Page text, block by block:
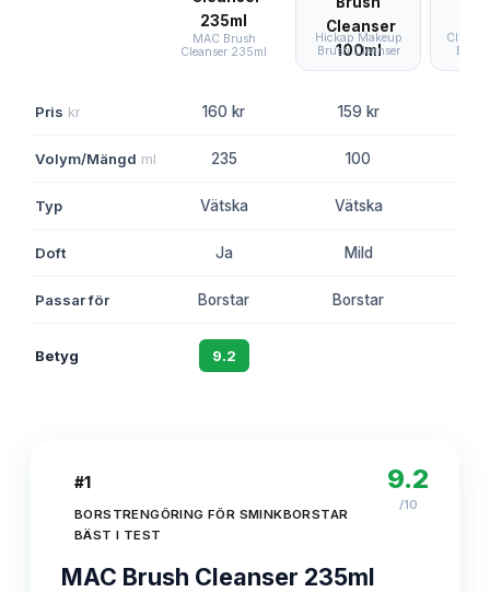
MAC Brush
Cleanser 235ml
Hickap Makeup
Brush Cleanser
Pris kr 160 kr 159 kr
Volym/Mängd ml 235 100
Typ Vätska Vätska
Doft Ja Mild
Passar för Borstar Borstar
Betyg 9.2
#1
BORSTRENGÖRING FÖR SMINKBORSTAR
BÄST I TEST
MAC Brush Cleanser 235ml
9.2
/10